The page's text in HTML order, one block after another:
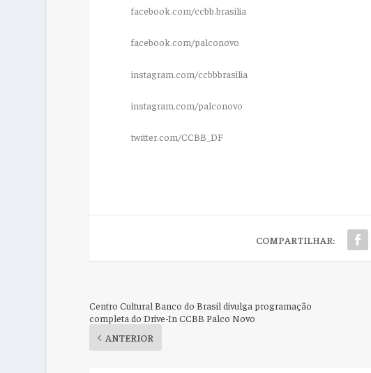
facebook.com/ccbb.brasilia
facebook.com/palconovo
instagram.com/ccbbbrasilia
instagram.com/palconovo
twitter.com/CCBB_DF
COMPARTILHAR:
Centro Cultural Banco do Brasil divulga programação
completa do Drive-In CCBB Palco Novo
ANTERIOR